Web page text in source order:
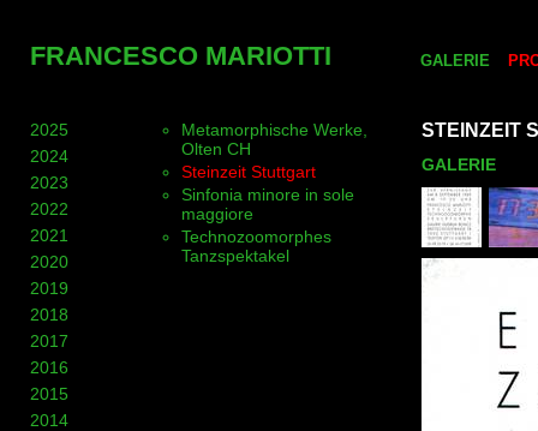
FRANCESCO MARIOTTI GALERIE
2025
2024
2023
2022
2021
2020
2019
2018
2017
2016
2015
2014
Metamorphische Werke,
Olten CH
Steinzeit Stuttgart
Sinfonia minore in sole
maggiore
Technozoomorphes
Tanzspektakel
STEINZEIT
GALERIE